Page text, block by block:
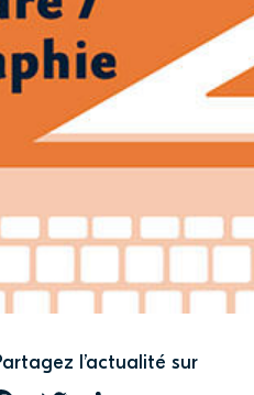
l’actualité sur